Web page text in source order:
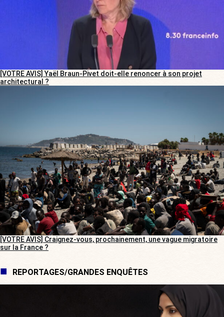
[VOTRE AVIS] Yaël Braun-Pivet doit-elle renoncer à son projet
architectural ?
[VOTRE AVIS] Craignez-vous, prochainement, une vague migratoire
sur la France ?
REPORTAGES/GRANDES ENQUÊTES